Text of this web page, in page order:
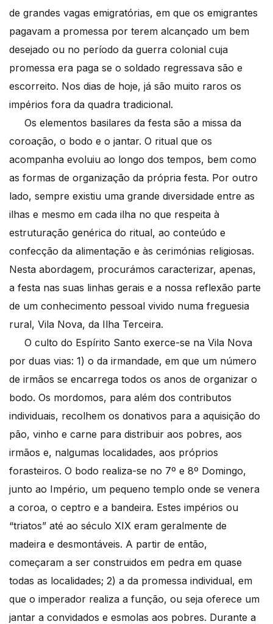
de grandes vagas emigratórias, em que os emigrantes
pagavam a promessa por terem alcançado um bem
desejado ou no período da guerra colonial cuja
promessa era paga se o soldado regressava são e
escorreito. Nos dias de hoje, já são muito raros os
impérios fora da quadra tradicional.
Os elementos basilares da festa são a missa da
coroação, o bodo e o jantar. O ritual que os
acompanha evoluiu ao longo dos tempos, bem como
as formas de organização da própria festa. Por outro
lado, sempre existiu uma grande diversidade entre as
ilhas e mesmo em cada ilha no que respeita à
estruturação genérica do ritual, ao conteúdo e
confecção da alimentação e às cerimónias religiosas.
Nesta abordagem, procurámos caracterizar, apenas,
a festa nas suas linhas gerais e a nossa reflexão parte
de um conhecimento pessoal vivido numa freguesia
rural, Vila Nova, da Ilha Terceira.
O culto do Espírito Santo exerce-se na Vila Nova
por duas vias: 1) o da irmandade, em que um número
de irmãos se encarrega todos os anos de organizar o
bodo. Os mordomos, para além dos contributos
individuais, recolhem os donativos para a aquisição do
pão, vinho e carne para distribuir aos pobres, aos
irmãos e, nalgumas localidades, aos próprios
forasteiros. O bodo realiza-se no 7º e 8º Domingo,
junto ao Império, um pequeno templo onde se venera
a coroa, o ceptro e a bandeira. Estes impérios ou
“triatos” até ao século XIX eram geralmente de
madeira e desmontáveis. A partir de então,
começaram a ser construidos em pedra em quase
todas as localidades; 2) a da promessa individual, em
que o imperador realiza a função, ou seja oferece um
jantar a convidados e esmolas aos pobres. Durante a